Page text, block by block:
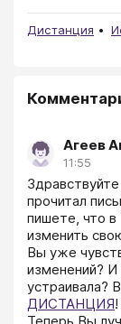
Дистанция
Агеев
11:55
прочитал
пишете, что в
изменить
Вы уже
изменений? И
ДИСТАНЦИЯ
Теперь Вы